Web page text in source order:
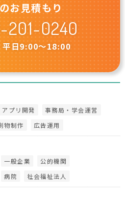
お見積もり
201-0240
平日9:00〜18:00
プリ開発
事務局・学会運営
物制作 広告運用
一般企業
公的機関
病院 社会福祉法人